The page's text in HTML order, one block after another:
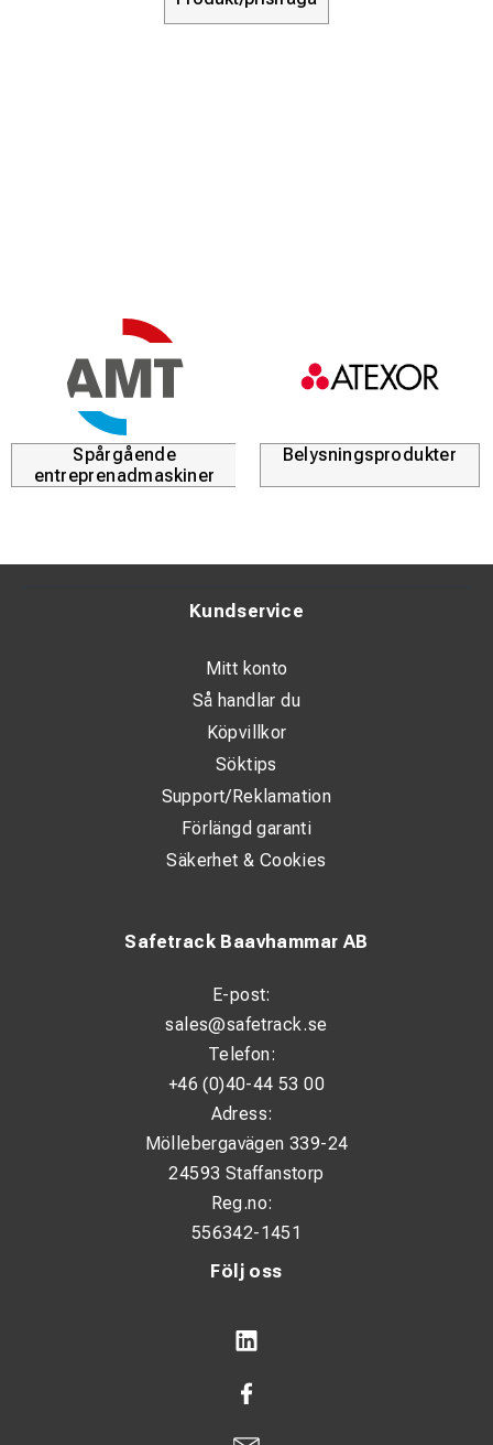
Spårgående
entreprenadmaskiner
Belysningsprodukter
Följ oss
Safetrack Baavhammar AB
E-post:
sales@safetrack.se
Telefon:
+46 (0)40-44 53 00
Adress:
Möllebergavägen 339-24
24593 Staffanstorp
Reg.no:
556342-1451
Kundservice
Mitt konto
Så handlar du
Köpvillkor
Söktips
Support/Reklamation
Förlängd garanti
Säkerhet & Cookies